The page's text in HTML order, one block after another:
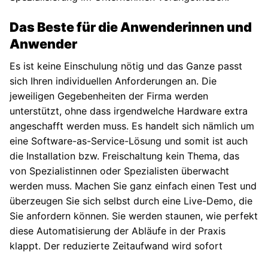
Das Beste für die Anwenderinnen und
Anwender
Es ist keine Einschulung nötig und das Ganze passt
sich Ihren individuellen Anforderungen an. Die
jeweiligen Gegebenheiten der Firma werden
unterstützt, ohne dass irgendwelche Hardware extra
angeschafft werden muss. Es handelt sich nämlich um
eine Software-as-Service-Lösung und somit ist auch
die Installation bzw. Freischaltung kein Thema, das
von Spezialistinnen oder Spezialisten überwacht
werden muss. Machen Sie ganz einfach einen Test und
überzeugen Sie sich selbst durch eine Live-Demo, die
Sie anfordern können. Sie werden staunen, wie perfekt
diese Automatisierung der Abläufe in der Praxis
klappt. Der reduzierte Zeitaufwand wird sofort